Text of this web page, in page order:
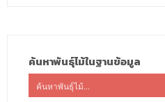
ค้นหาพันธุ์ไม้ในฐานข้อมูล